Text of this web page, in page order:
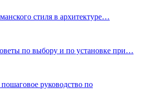
стиля в архитектуре…
по выбору и по установке при…
руководство по